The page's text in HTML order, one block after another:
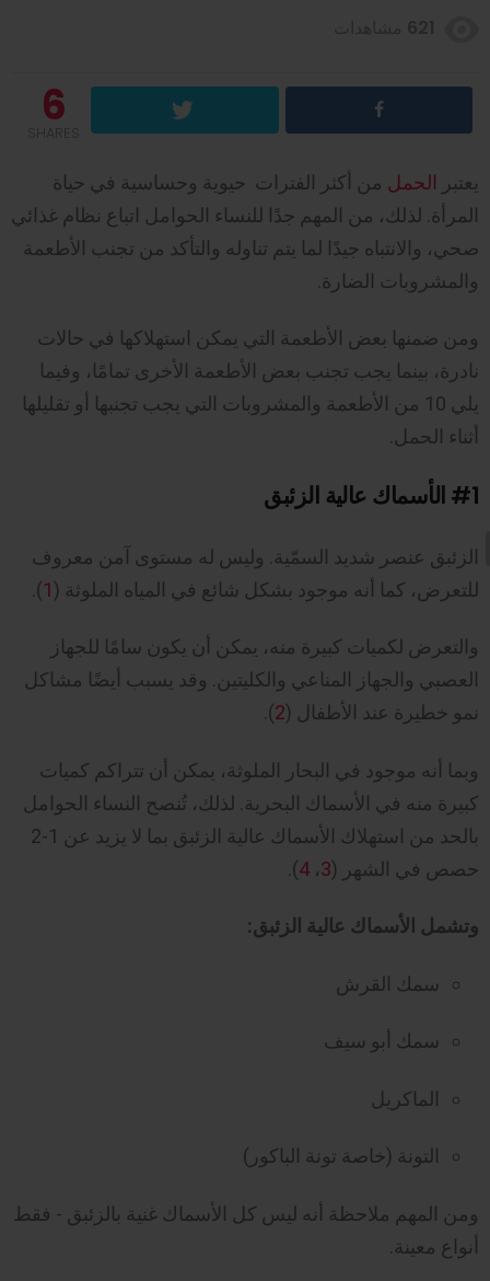
6
يعتبر الحمل من أكثر الفترات حيوية وحساسية في حياة
المرأة. لذلك، من المهم جدًا للنساء الحوامل اتباع نظام غذائي
صحي، والانتباه جيدًا لما يتم تناوله والتأكد من تجنب الأطعمة
والمشروبات الضارة.
ومن ضمنها بعض الأطعمة التي يمكن استهلاكها في حالات
نادرة، بينما يجب تجنب بعض الأطعمة الأخرى تمامًا، وفيما
يلي 10 من الأطعمة والمشروبات التي يجب تجنبها أو تقليلها
أثناء الحمل.
#1 الأسماك عالية الزئبق
الزئبق عنصر شديد السمّية. وليس له مستوى آمن معروف
للتعرض، كما أنه موجود بشكل شائع في المياه الملوثة (1
).
والتعرض لكميات كبيرة منه، يمكن أن يكون سامًا للجهاز
العصبي والجهاز المناعي والكليتين. وقد يسبب أيضًا مشاكل
نمو خطيرة عند الأطفال (2
).
وبما أنه موجود في البحار الملوثة، يمكن أن تتراكم كميات
كبيرة منه في الأسماك البحرية. لذلك، تُنصح النساء الحوامل
بالحد من استهلاك الأسماك عالية الزئبق بما لا يزيد عن 1-2
حصص في الشهر (3، 4
).
وتشمل الأسماك عالية الزئبق:
سمك القرش
سمك أبو سيف
الماكريل
التونة (خاصة تونة الباكور)
ومن المهم ملاحظة أنه ليس كل الأسماك غنية بالزئبق - فقط
أنواع معينة.